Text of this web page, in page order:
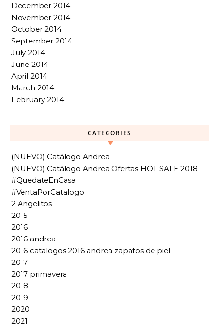
December 2014
November 2014
October 2014
September 2014
July 2014
June 2014
April 2014
March 2014
February 2014
CATEGORIES
(NUEVO) Catálogo Andrea
(NUEVO) Catálogo Andrea Ofertas HOT SALE 2018
#QuedateEnCasa
#VentaPorCatalogo
2 Angelitos
2015
2016
2016 andrea
2016 catalogos 2016 andrea zapatos de piel
2017
2017 primavera
2018
2019
2020
2021